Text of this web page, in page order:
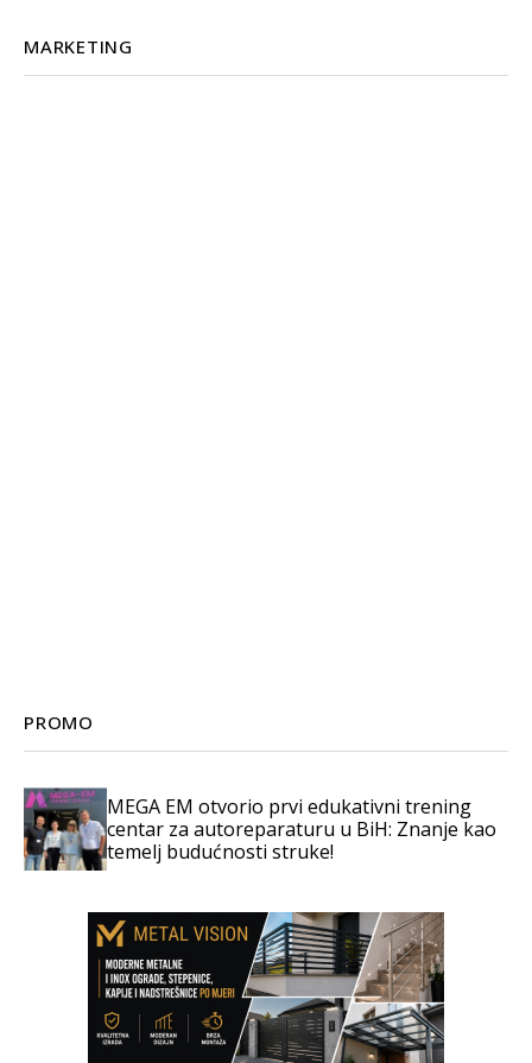
MARKETING
PROMO
MEGA EM otvorio prvi edukativni trening
centar za autoreparaturu u BiH: Znanje kao
temelj budućnosti struke!